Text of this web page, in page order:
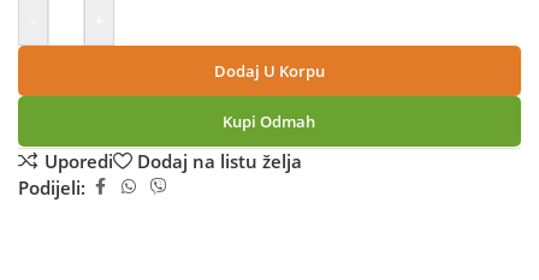
Dodaj U Korpu
Kupi Odmah
Uporedi
Dodaj na listu želja
Podijeli: